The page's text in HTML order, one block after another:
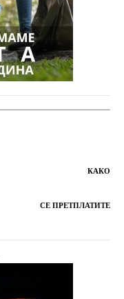
КАКО
СЕ ПРЕТПЛАТИТЕ